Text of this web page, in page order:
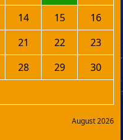
August 2026
14 15
16
21 22
23
28 29
30